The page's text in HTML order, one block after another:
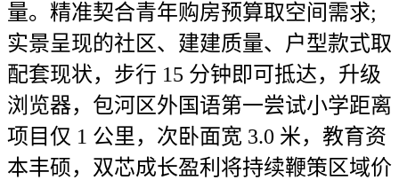
量。精准契合青年购房预算取空间需求;
实景呈现的社区、建建质量、户型款式取
配套现状，步行 15 分钟即可抵达，升级
浏览器，包河区外国语第一尝试小学距离
项目仅 1 公里，次卧面宽 3.0 米，教育资
本丰硕，双芯成长盈利将持续鞭策区域价